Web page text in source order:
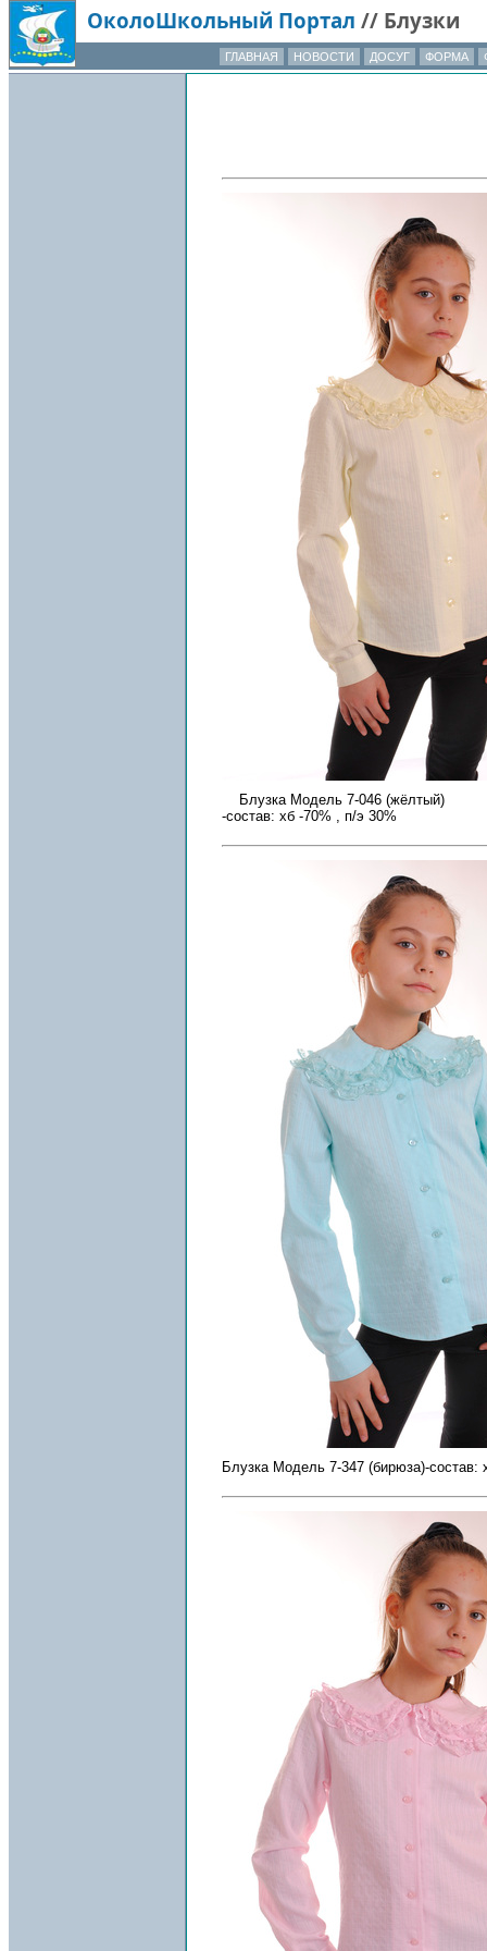
ОколоШкольный Портал // Блузки
ГЛАВНАЯ НОВОСТИ ДОСУГ ФОРМА
Блузка Модель 7-046 (жёлтый)
-состав: хб -70% , п/э 30%
Блузка Модель 7-347 (бирюза)-состав: